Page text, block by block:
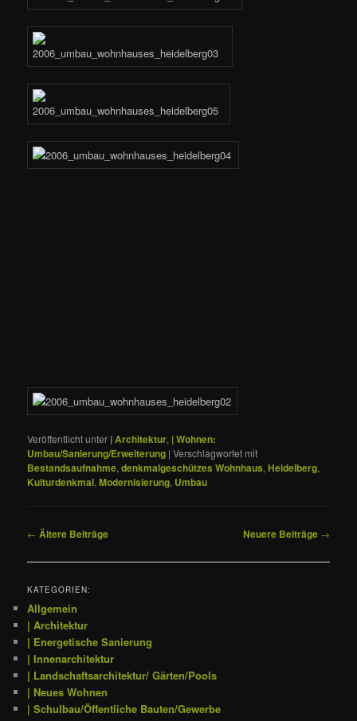
Veröffentlicht unter | Architektur, | Wohnen:
Umbau/Sanierung/Erweiterung |Verschlagwortet mit
Bestandsaufnahme,denkmalgeschützes Wohnhaus,Heidelberg,
Kulturdenkmal,Modernisierung, Umbau
Beitragsnavigation
← Ältere Beiträge Neuere Beiträge →
KATEGORIEN:
Allgemein
| Architektur
| Energetische Sanierung
| Innenarchitektur
| Landschaftsarchitektur/ Gärten/Pools
| Neues Wohnen
| Schulbau/Öffentliche Bauten/Gewerbe